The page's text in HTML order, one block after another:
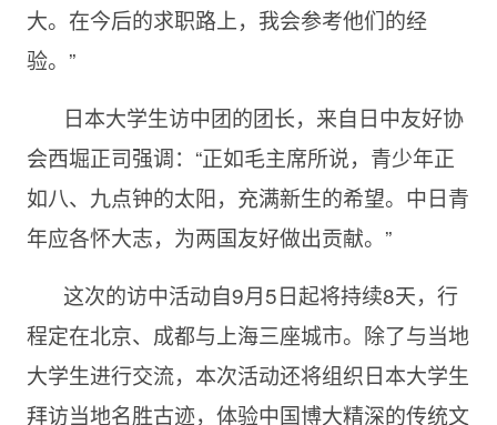
大。在今后的求职路上，我会参考他们的经
验。”
日本大学生访中团的团长，来自日中友好协
会西堀正司强调：“正如毛主席所说，青少年正
如八、九点钟的太阳，充满新生的希望。中日青
年应各怀大志，为两国友好做出贡献。”
这次的访中活动自9月5日起将持续8天，行
程定在北京、成都与上海三座城市。除了与当地
大学生进行交流，本次活动还将组织日本大学生
拜访当地名胜古迹，体验中国博大精深的传统文